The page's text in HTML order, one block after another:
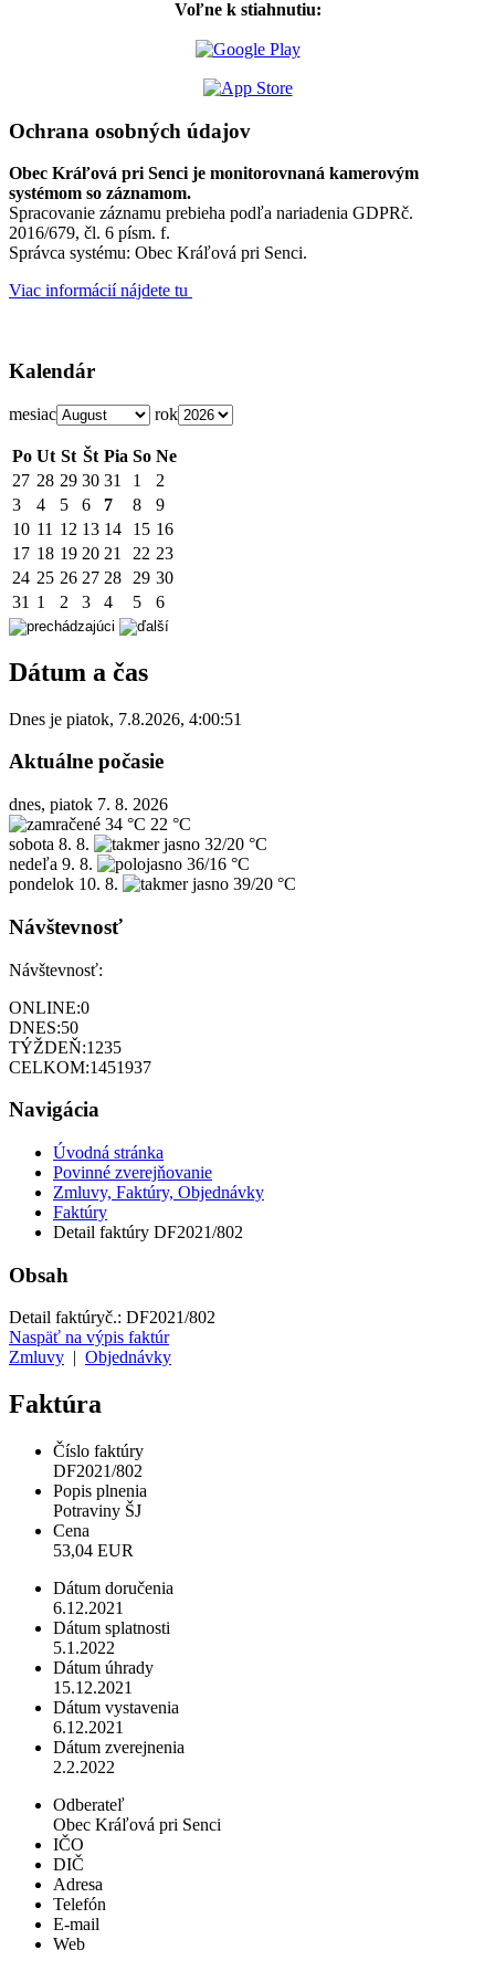
Voľne k stiahnutiu:
Ochrana osobných údajov
Obec Kráľová pri Senci je monitorovnaná kamerovým
systémom so záznamom.
Spracovanie záznamu prebieha podľa nariadenia GDPRč.
2016/679, čl. 6 písm. f.
Správca systému: Obec Kráľová pri Senci.
Viac informácií nájdete tu
Kalendár
mesiac rok
Po Ut St Št Pia So Ne
27 28 29 30 31 1
2
3
4 5 6 7 8
9
10 11 12 13 14 15 16
17 18 19 20 21 22 23
24 25 26 27 28 29 30
31 1 2 3 4 5 6
Dátum a čas
Dnes je piatok, 7.8.2026, 4:00:51
Aktuálne počasie
dnes, piatok 7. 8. 2026
34 °C 22 °C
sobota 8. 8.
32/20 °C
nedeľa 9. 8.
36/16 °C
pondelok 10. 8. 39/20 °C
Návštevnosť
Návštevnosť:
ONLINE:0
DNES:50
TÝŽDEŇ:1235
CELKOM:1451937
Navigácia
Úvodná stránka
Povinné zverejňovanie
Zmluvy, Faktúry, Objednávky
Faktúry
Detail faktúry DF2021/802
Obsah
Detail faktúryč.: DF2021/802
Naspäť na výpis faktúr
Zmluvy
Objednávky
Faktúra
Číslo faktúry
DF2021/802
Popis plnenia
Potraviny ŠJ
Cena
53,04 EUR
Dátum doručenia
6.12.2021
Dátum splatnosti
5.1.2022
Dátum úhrady
15.12.2021
Dátum vystavenia
6.12.2021
Dátum zverejnenia
2.2.2022
Odberateľ
Obec Kráľová pri Senci
IČO
DIČ
Adresa
Telefón
E-mail
Web